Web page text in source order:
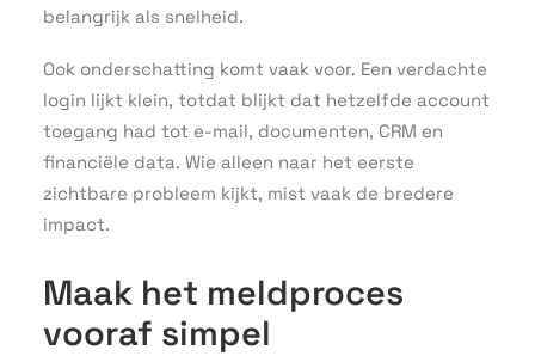
belangrijk als snelheid.
Ook onderschatting komt vaak voor. Een verdachte
login lijkt klein, totdat blijkt dat hetzelfde account
toegang had tot e-mail, documenten, CRM en
financiële data. Wie alleen naar het eerste
zichtbare probleem kijkt, mist vaak de bredere
impact.
Maak het meldproces
vooraf simpel